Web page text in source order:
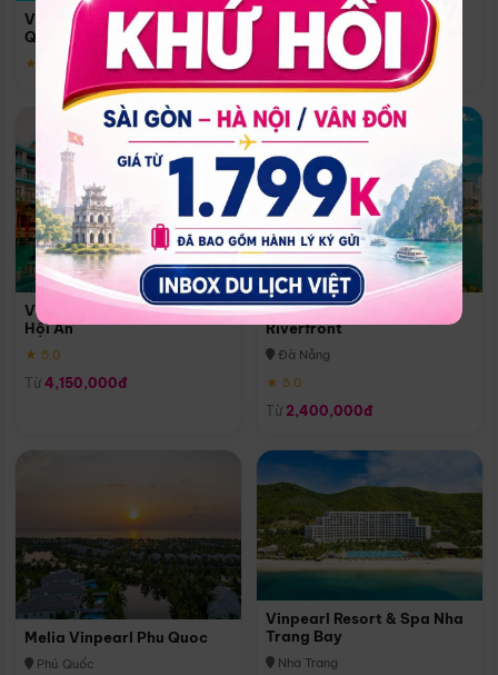
Vinpearl Resort & Spa Phu
Quoc
★ 5.0
Quoc
Phú Quốc
★ 5.0
Vinpearl Resort & Golf Nam
Hội An
★ 5.0
Từ 4,150,000đ
Melia Vinpearl Danang
Riverfront
Đà Nẵng
★ 5.0
Từ 2,400,000đ
Melia Vinpearl Phu Quoc
Phú Quốc
Vinpearl Resort & Spa Nha
Trang Bay
Nha Trang